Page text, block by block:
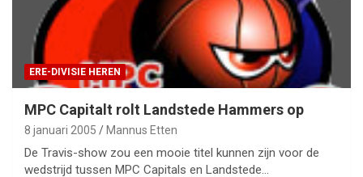
ERE-DIVISIE HEREN
MPC Capitalt rolt Landstede Hammers op
8 januari 2005 Mannus Etten
De Travis-show zou een mooie titel kunnen zijn voor de
wedstrijd tussen MPC Capitals en Landstede…